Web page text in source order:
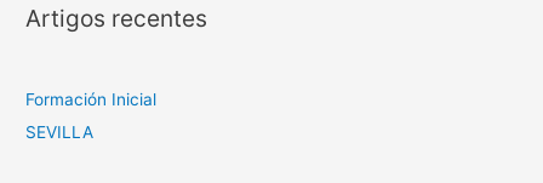
r
h
f
Artigos recentes
Formación Inicial
SEVILLA